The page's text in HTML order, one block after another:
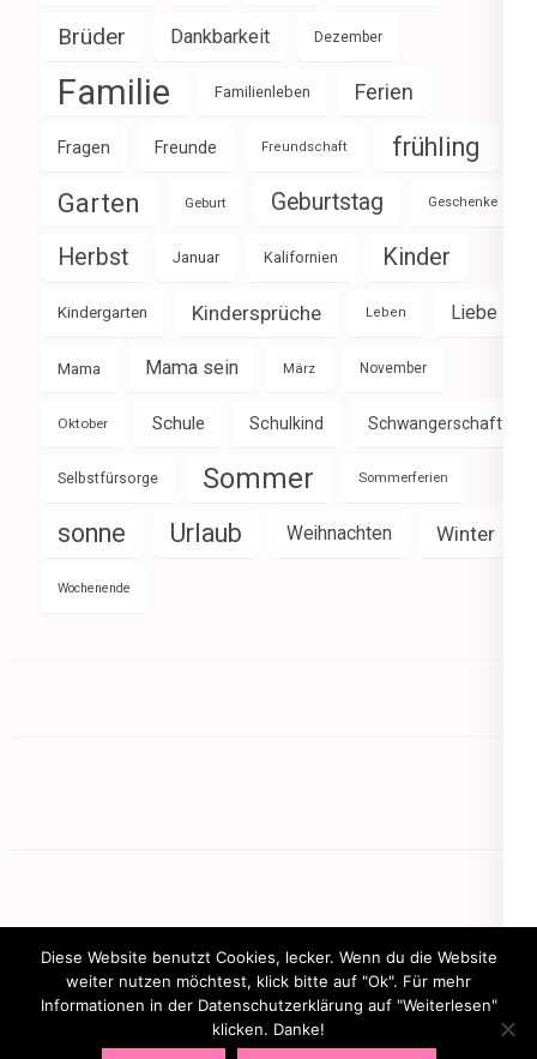
Brüder Dankbarkeit Dezember
Familie Familienleben Ferien
Fragen Freunde Freundschaft frühling
Garten Geburt Geburtstag Geschenke
Herbst Januar Kalifornien Kinder
Kindergarten Kindersprüche Leben Liebe
Mama Mama sein März November
Oktober Schule Schulkind Schwangerschaft
Selbstfürsorge Sommer Sommerferien
sonne Urlaub Weihnachten Winter
Wochenende
mamasbusiness.de
Diese Website benutzt Cookies, lecker. Wenn du die Website
weiter nutzen möchtest, klick bitte auf "Ok". Für mehr
Informationen in der Datenschutzerklärung auf "Weiterlesen"
klicken. Danke!